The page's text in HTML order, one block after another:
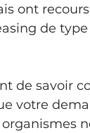
ont
de
de savoir
votre